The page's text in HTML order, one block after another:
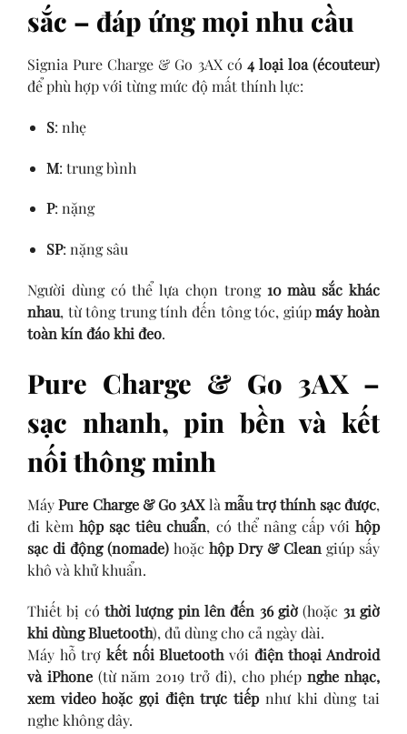
sắc – đáp ứng mọi nhu cầu
Signia Pure Charge & Go 3AX có 4 loại loa (écouteur)
để phù hợp với từng mức độ mất thính lực:
S: nhẹ
M: trung bình
P: nặng
SP: nặng sâu
Người dùng có thể lựa chọn trong 10 màu sắc khác
nhau, từ tông trung tính đến tông tóc, giúpmáy hoàn
toàn kín đáo khi đeo.
Pure Charge & Go 3AX –
sạc nhanh, pin bền và kết
nối thông minh
MáyPure Charge & Go 3AXlàmẫu trợ thính sạc được,
đi kèmhộp sạc tiêu chuẩn, có thể nâng cấp vớihộp
sạc di động (nomade) hoặc hộp Dry & Clean giúp sấy
khô và khử khuẩn.
Thiết bị có thời lượng pin lên đến 36 giờ(hoặc 31 giờ
khi dùng Bluetooth), đủ dùng cho cả ngày dài.
Máy hỗ trợ kết nối Bluetooth với điện thoại Android
và iPhone(từ năm 2019 trở đi), cho phépnghe nhạc,
xem video hoặc gọi điện trực tiếpnhư khi dùng tai
nghe không dây.